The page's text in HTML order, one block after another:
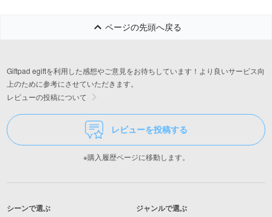
ページの先頭へ戻る
Giftpad egiftを利用した感想やご意見をお待ちしています！より良いサービス向
上のために参考にさせていただきます。
レビューの投稿について
レビューを投稿する
※購入履歴ページに移動します。
シーンで選ぶ ジャンルで選ぶ